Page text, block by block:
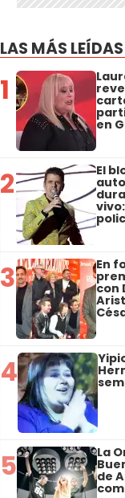
LAS MÁS LEÍDAS
1
en
2 El
3 En
con
4
5 La
de